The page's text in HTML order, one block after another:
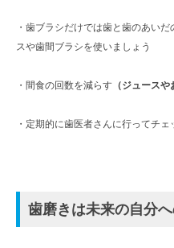
・歯ブラシだけでは歯と歯のあいだ
スや歯間ブラシを使いましょう
・間食の回数を減らす （ジュース
・定期的に歯医者さんに行ってチ
歯磨きは未来の自分